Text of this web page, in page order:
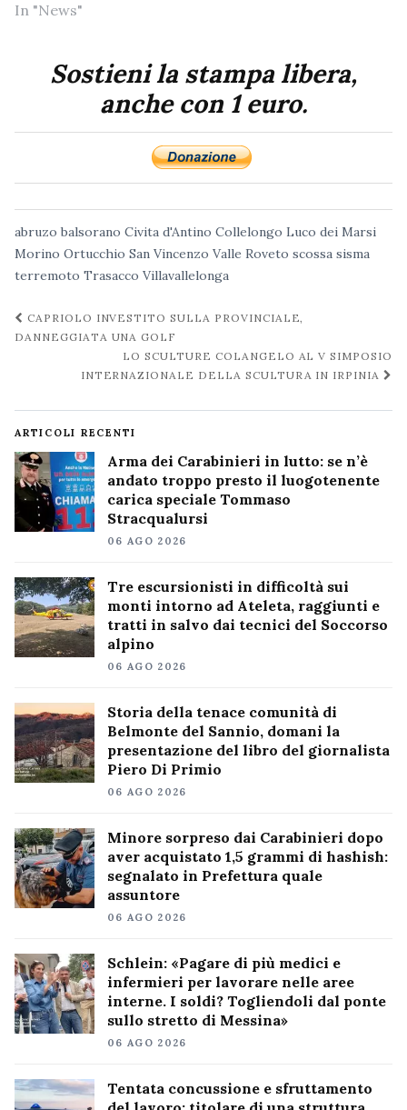
In "News"
Sostieni la stampa libera,
anche con 1 euro.
abruzo balsorano Civita d'Antino Collelongo Luco dei Marsi
Morino Ortucchio San Vincenzo Valle Roveto scossa sisma
terremoto Trasacco Villavallelonga
Navigazione
post
CAPRIOLO INVESTITO SULLA PROVINCIALE,
DANNEGGIATA UNA GOLF
LO SCULTURE COLANGELO AL V SIMPOSIO
INTERNAZIONALE DELLA SCULTURA IN IRPINIA
ARTICOLI RECENTI
Arma dei Carabinieri in lutto: se n’è
andato troppo presto il luogotenente
carica speciale Tommaso
Stracqualursi
06 AGO 2026
Tre escursionisti in difficoltà sui
monti intorno ad Ateleta, raggiunti e
tratti in salvo dai tecnici del Soccorso
alpino
06 AGO 2026
Storia della tenace comunità di
Belmonte del Sannio, domani la
presentazione del libro del giornalista
Piero Di Primio
06 AGO 2026
Minore sorpreso dai Carabinieri dopo
aver acquistato 1,5 grammi di hashish:
segnalato in Prefettura quale
assuntore
06 AGO 2026
Schlein: «Pagare di più medici e
infermieri per lavorare nelle aree
interne. I soldi? Togliendoli dal ponte
sullo stretto di Messina»
06 AGO 2026
Tentata concussione e sfruttamento